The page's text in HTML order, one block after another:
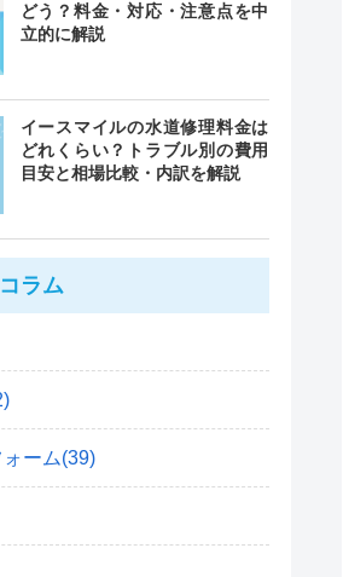
どう？料金・対応・注意点を中
立的に解説
イースマイルの水道修理料金は
どれくらい？トラブル別の費用
目安と相場比較・内訳を解説
ラム
ォーム(39)